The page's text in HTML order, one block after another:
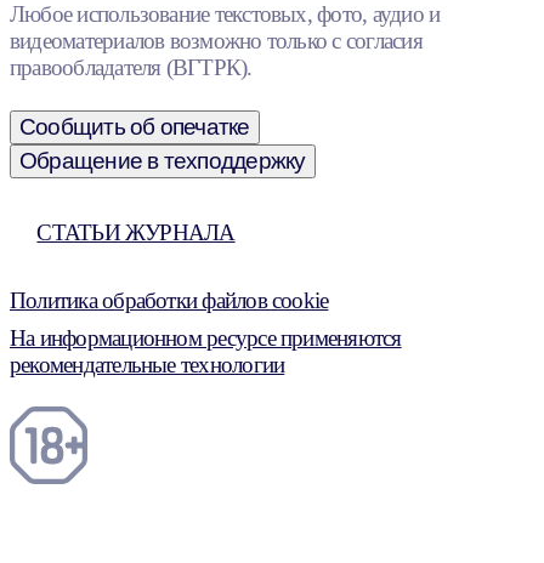
Любое использование текстовых, фото, аудио и
видеоматериалов возможно только с согласия
правообладателя (ВГТРК).
Сообщить об опечатке
Обращение в техподдержку
СТАТЬИ ЖУРНАЛА
Политика обработки файлов cookie
На информационном ресурсе применяются
рекомендательные технологии